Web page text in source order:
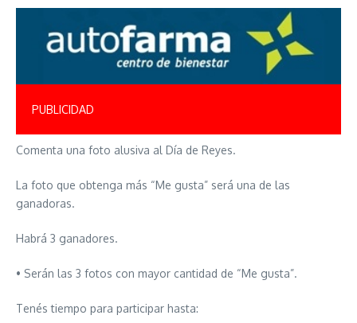
PUBLICIDAD
Comenta una foto alusiva al Día de Reyes.
La foto que obtenga más “Me gusta” será una de las
ganadoras.
Habrá 3 ganadores.
• Serán las 3 fotos con mayor cantidad de “Me gusta”.
Tenés tiempo para participar hasta: